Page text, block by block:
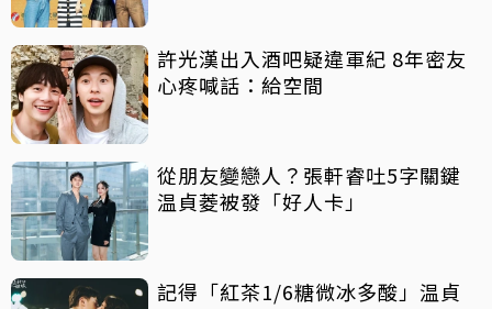
許光漢出入酒吧疑違軍紀 8年密友
心疼喊話：給空間
從朋友變戀人？張軒睿吐5字關鍵
温貞菱被發「好人卡」
記得「紅茶1/6糖微冰多酸」温貞